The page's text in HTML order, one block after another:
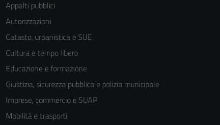
Appalti pubblici
Autorizzazioni
Catasto, urbanistica e SUE
Cultura e tempo libero
Educazione e formazione
Giustizia, sicurezza pubblica e polizia municipale
Imprese, commercio e SUAP
Mobilità e trasporti